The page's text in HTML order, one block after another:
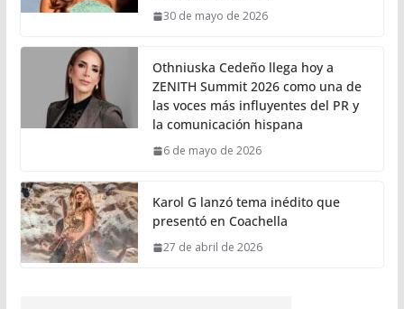
30 de mayo de 2026
Othniuska Cedeño llega hoy a
ZENITH Summit 2026 como una de
las voces más influyentes del PR y
la comunicación hispana
6 de mayo de 2026
Karol G lanzó tema inédito que
presentó en Coachella
27 de abril de 2026